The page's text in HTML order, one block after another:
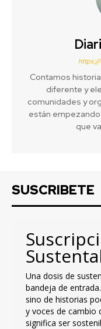
https://
Contamos
diferente y
comunidades y
están
que
SUSCRIBETE
Una dosis de
bandeja de
sino de historias
y voces de cambio
significa ser